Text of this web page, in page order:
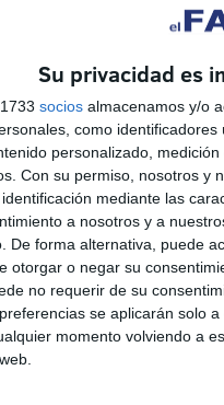
Su privacidad es
socios almacenamos y/o
como
personalizado,
Con su permiso, nosotros y
mediante las
a nosotros y a
De forma alternativa, puede
otorgar o negar su
no requerir de su
se aplicarán solo
momento volviendo a
en una
que eso supone,